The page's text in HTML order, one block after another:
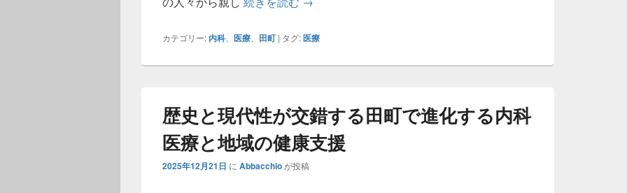
カテゴリー: 内科、 医療 田町 | タグ:医療
歴史と現代性が交錯する田町で進化する内科
医療と地域の健康支援
2025年12月21日 に Abbacchioが投稿